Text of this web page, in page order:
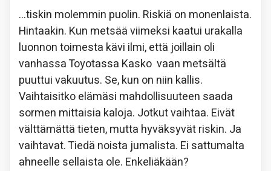
…tiskin molemmin puolin. Riskiä on monenlaista.
Hintaakin. Kun metsää viimeksi kaatui urakalla
luonnon toimesta kävi ilmi, että joillain oli
vanhassa Toyotassa Kasko vaan metsältä
puuttui vakuutus. Se, kun on niin kallis.
Vaihtaisitko elämäsi mahdollisuuteen saada
sormen mittaisia kaloja. Jotkut vaihtaa. Eivät
välttämättä tieten, mutta hyväksyvät riskin. Ja
vaihtavat. Tiedä noista jumalista. Ei sattumalta
ahneelle sellaista ole. Enkeliäkään?